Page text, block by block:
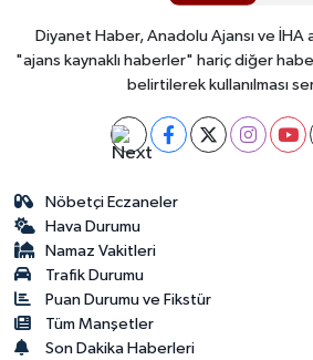
Diyanet Haber, Anadolu Ajansı ve
"ajans kaynaklı haberler" hariç diğer
belirtilerek kullanılması
Nöbetçi Eczaneler
Hava Durumu
Namaz Vakitleri
Trafik Durumu
Puan Durumu ve Fikstür
Tüm Manşetler
Son Dakika Haberleri